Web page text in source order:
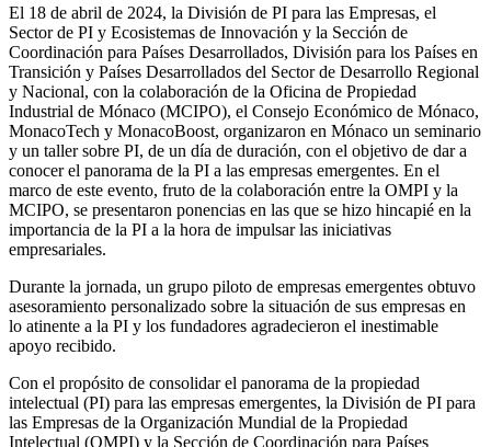
El 18 de abril de 2024, la División de PI para las Empresas, el
Sector de PI y Ecosistemas de Innovación y la Sección de
Coordinación para Países Desarrollados, División para los Países en
Transición y Países Desarrollados del Sector de Desarrollo Regional
y Nacional, con la colaboración de la Oficina de Propiedad
Industrial de Mónaco (MCIPO), el Consejo Económico de Mónaco,
MonacoTech y MonacoBoost, organizaron en Mónaco un seminario
y un taller sobre PI, de un día de duración, con el objetivo de dar a
conocer el panorama de la PI a las empresas emergentes. En el
marco de este evento, fruto de la colaboración entre la OMPI y la
MCIPO, se presentaron ponencias en las que se hizo hincapié en la
importancia de la PI a la hora de impulsar las iniciativas
empresariales.
Durante la jornada, un grupo piloto de empresas emergentes obtuvo
asesoramiento personalizado sobre la situación de sus empresas en
lo atinente a la PI y los fundadores agradecieron el inestimable
apoyo recibido.
Con el propósito de consolidar el panorama de la propiedad
intelectual (PI) para las empresas emergentes, la División de PI para
las Empresas de la Organización Mundial de la Propiedad
Intelectual (OMPI) y la Sección de Coordinación para Países